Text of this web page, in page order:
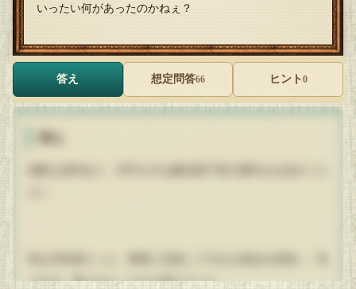
いったい何があったのかねぇ？
答え 想定問答66 ヒント 0
づけば、落ちるところまで落ちていた。